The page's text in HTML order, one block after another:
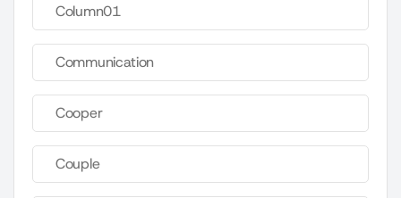
Column01
Communication
Cooper
Couple